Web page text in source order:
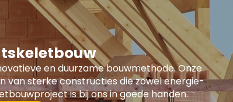
en duurzame bouwmethode. Onze
van sterke constructies die zowel energie-
is bij ons in goede handen.